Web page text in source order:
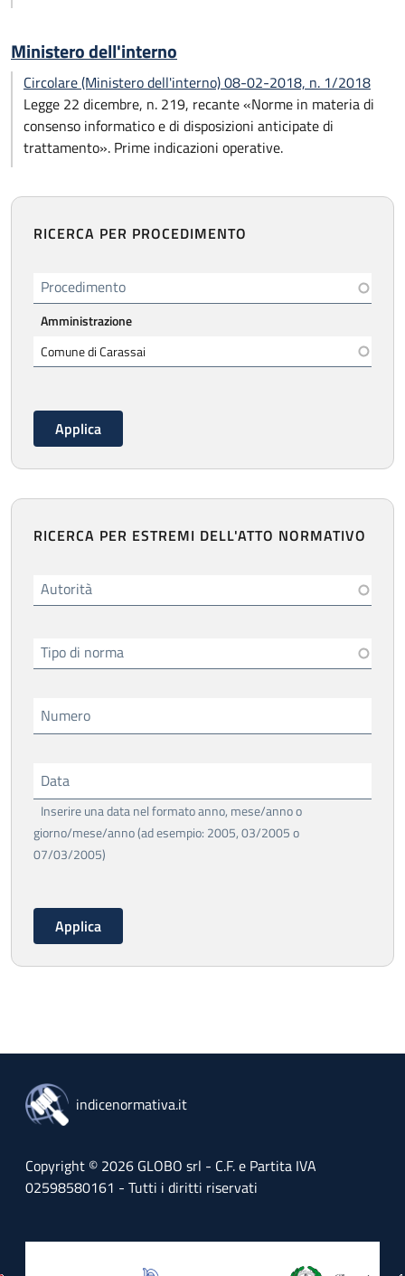
Ministero dell'interno
Circolare (Ministero dell'interno) 08-02-2018, n. 1/2018
Legge 22 dicembre, n. 219, recante «Norme in materia di
consenso informatico e di disposizioni anticipate di
trattamento». Prime indicazioni operative.
RICERCA PER PROCEDIMENTO
Procedimento
Amministrazione
RICERCA PER ESTREMI DELL'ATTO NORMATIVO
Autorità
Tipo di norma
Numero
Data
Inserire una data nel formato anno, mese/anno o
giorno/mese/anno (ad esempio: 2005, 03/2005 o
07/03/2005)
indicenormativa.it
Copyright © 2026 GLOBO srl - C.F. e Partita IVA
02598580161 - Tutti i diritti riservati